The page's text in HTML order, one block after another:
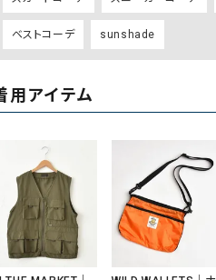
ベストコーデ sunshade
用アイテム